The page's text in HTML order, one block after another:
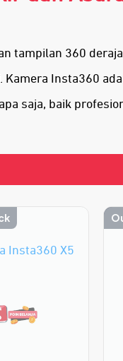
tampilan 360
Insta360
saja, baik